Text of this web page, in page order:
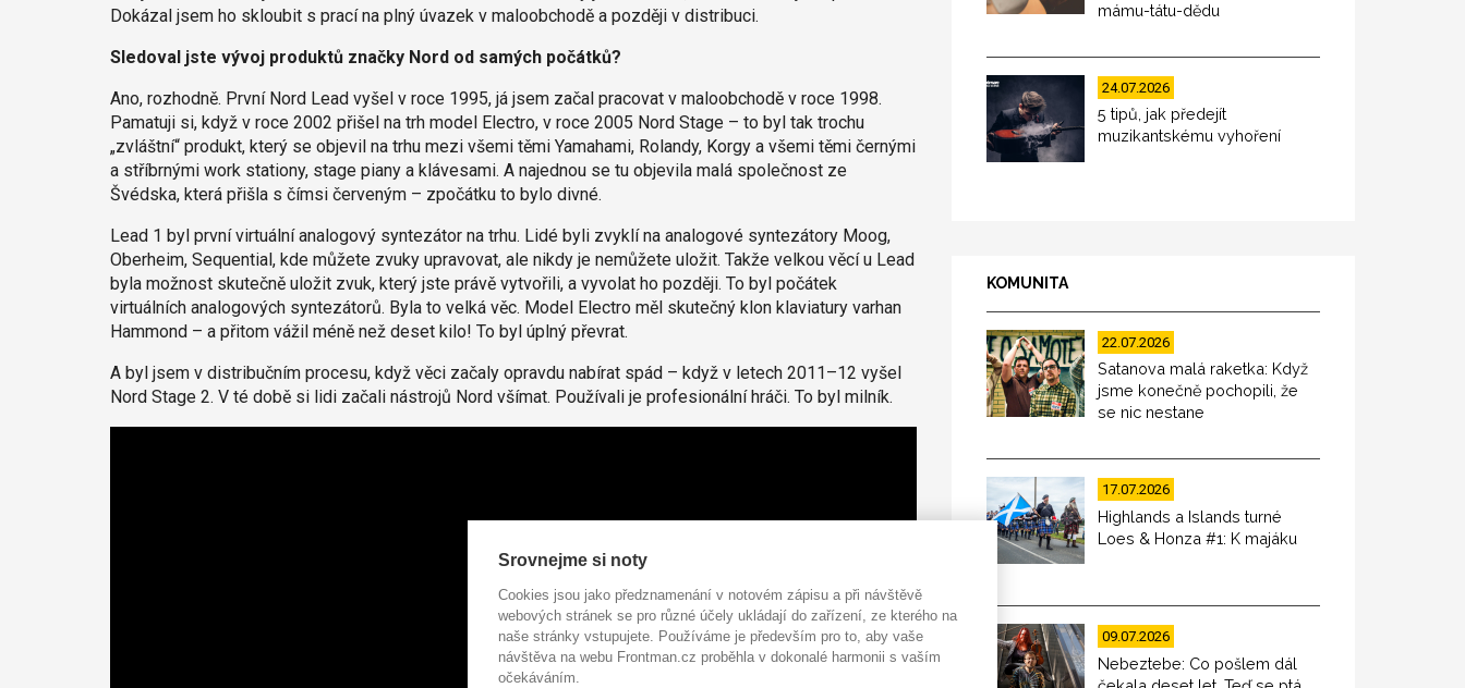
Dokázal jsem ho skloubit s prací na plný úvazek v maloobchodě a později v distribuci.
Sledoval jste vývoj produktů značky Nord od samých počátků?
Ano, rozhodně. První Nord Lead vyšel v roce 1995, já jsem začal pracovat v maloobchodě v roce 1998.
Pamatuji si, když v roce 2002 přišel na trh model Electro, v roce 2005 Nord Stage – to byl tak trochu
„zvláštní“ produkt, který se objevil na trhu mezi všemi těmi Yamahami, Rolandy, Korgy a všemi těmi černými
a stříbrnými work stationy, stage piany a klávesami. A najednou se tu objevila malá společnost ze
Švédska, která přišla s čímsi červeným – zpočátku to bylo divné.
Lead 1 byl první virtuální analogový syntezátor na trhu. Lidé byli zvyklí na analogové syntezátory Moog,
Oberheim, Sequential, kde můžete zvuky upravovat, ale nikdy je nemůžete uložit. Takže velkou věcí u Lead
byla možnost skutečně uložit zvuk, který jste právě vytvořili, a vyvolat ho později. To byl počátek
virtuálních analogových syntezátorů. Byla to velká věc. Model Electro měl skutečný klon klaviatury varhan
Hammond – a přitom vážil méně než deset kilo! To byl úplný převrat.
A byl jsem v distribučním procesu, když věci začaly opravdu nabírat spád – když v letech 2011–12 vyšel
Nord Stage 2. V té době si lidi začali nástrojů Nord všímat. Používali je profesionální hráči. To byl milník.
mámu-tátu-dědu
24.07.2026
5 tipů, jak předejít
muzikantskému vyhoření
KOMUNITA
22.07.2026
Satanova malá raketka: Když
jsme konečně pochopili, že
se nic nestane
17.07.2026
Highlands a Islands turné
Loes & Honza #1: K majáku
09.07.2026
Nebeztebe: Co pošlem dál
Srovnejme si noty
Cookies jsou jako předznamenání v notovém zápisu a při návštěvě
webových stránek se pro různé účely ukládají do zařízení, ze kterého na
naše stránky vstupujete. Používáme je především pro to, aby vaše
návštěva na webu Frontman.cz proběhla v dokonalé harmonii s vaším
očekáváním.